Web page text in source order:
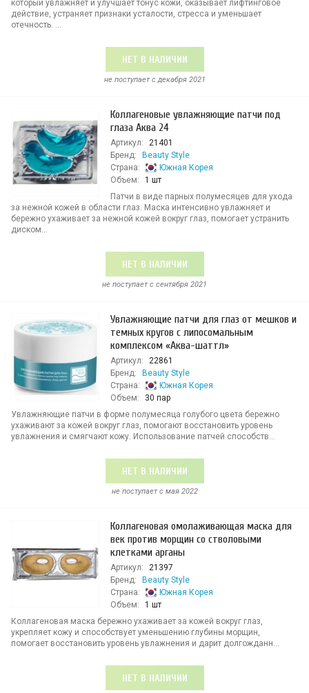
который увлажняет и улучшает тонус кожи, оказывает лифтинговое
действие, устраняет признаки усталости, стресса и уменьшает
отечность. ...
НЕТ В НАЛИЧИИ
не поступает c декабря 2021
Коллагеновые увлажняющие патчи под
глаза Аква 24
Артикул:
21401
Бренд:
Beauty Style
Страна:
Южная Корея
Объем:
1 шт
Патчи в виде парных полумесяцев для ухода
за нежной кожей в области глаз. Маска интенсивно увлажняет и
бережно ухаживает за нежной кожей вокруг глаз, помогает устранить
диском...
НЕТ В НАЛИЧИИ
не поступает c сентября 2021
Увлажняющие патчи для глаз от мешков и
темных кругов с липосомальным
комплексом «Аква-шаттл»
Артикул:
22861
Бренд:
Beauty Style
Страна:
Южная Корея
Объем:
30 пар
Увлажняющие патчи в форме полумесяца голубого цвета бережно
ухаживают за кожей вокруг глаз, помогают восстановить уровень
увлажнения и смягчают кожу. Использование патчей способств...
НЕТ В НАЛИЧИИ
не поступает c мая 2022
Коллагеновая омолаживающая маска для
век против морщин со стволовыми
клетками арганы
Артикул:
21397
Бренд:
Beauty Style
Страна:
Южная Корея
Объем:
1 шт
Коллагеновая маска бережно ухаживает за кожей вокруг глаз,
укрепляет кожу и способствует уменьшению глубины морщин,
помогает восстановить уровень увлажнения и дарит долгожданн...
НЕТ В НАЛИЧИИ